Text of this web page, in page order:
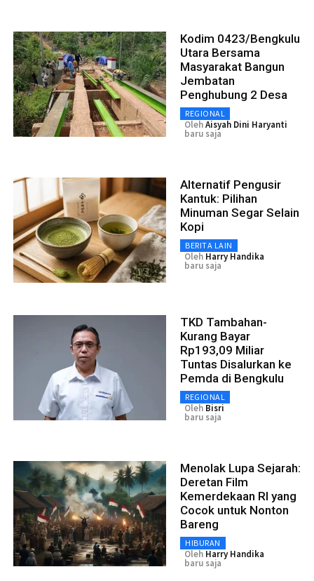
Kodim 0423/Bengkulu
Utara Bersama
Masyarakat Bangun
Jembatan
Penghubung 2 Desa
REGIONAL
OlehAisyah Dini Haryanti
baru saja
Alternatif Pengusir
Kantuk: Pilihan
Minuman Segar Selain
Kopi
BERITA LAIN
Oleh Harry Handika
baru saja
TKD Tambahan-
Kurang Bayar
Rp193,09 Miliar
Tuntas Disalurkan ke
Pemda di Bengkulu
REGIONAL
Oleh Bisri
baru saja
Menolak Lupa Sejarah:
Deretan Film
Kemerdekaan RI yang
Cocok untuk Nonton
Bareng
HIBURAN
Oleh Harry Handika
baru saja